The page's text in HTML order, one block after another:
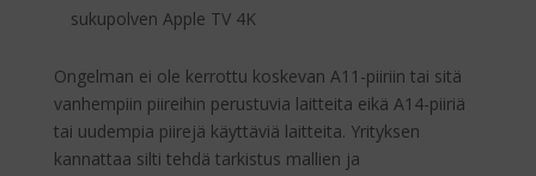
sukupolven Apple TV 4K
Ongelman ei ole kerrottu koskevan A11-piiriin tai sitä
vanhempiin piireihin perustuvia laitteita eikä A14-piiriä
tai uudempia piirejä käyttäviä laitteita. Yrityksen
kannattaa silti tehdä tarkistus mallien ja